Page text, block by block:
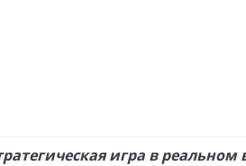
игра в реальном